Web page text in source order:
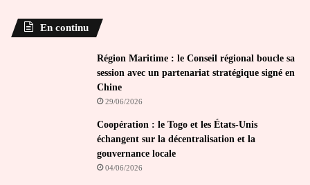
En continu
Région Maritime : le Conseil régional boucle sa
session avec un partenariat stratégique signé en
Chine
29/06/2026
Coopération : le Togo et les États-Unis
échangent sur la décentralisation et la
gouvernance locale
04/06/2026